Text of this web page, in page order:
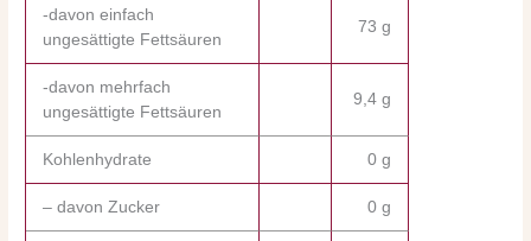
-davon einfach
ungesättigte Fettsäuren
73 g
-davon mehrfach
ungesättigte Fettsäuren
9,4 g
Kohlenhydrate 0 g
– davon Zucker 0 g